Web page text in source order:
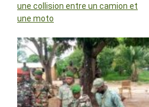
une collision entre un camion et
une moto